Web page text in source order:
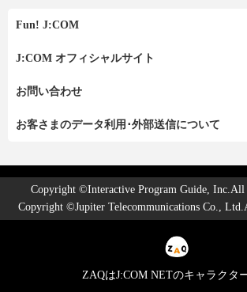
Fun! J:COM
J:COM オフィシャルサイト
お問い合わせ
お客さまのデータ利用･外部送信について
Copyright ©Interactive Program Guide, Inc.All
Copyright ©Jupiter Telecommunications Co.,
ZAQはJ:COM NETのキャラクタ